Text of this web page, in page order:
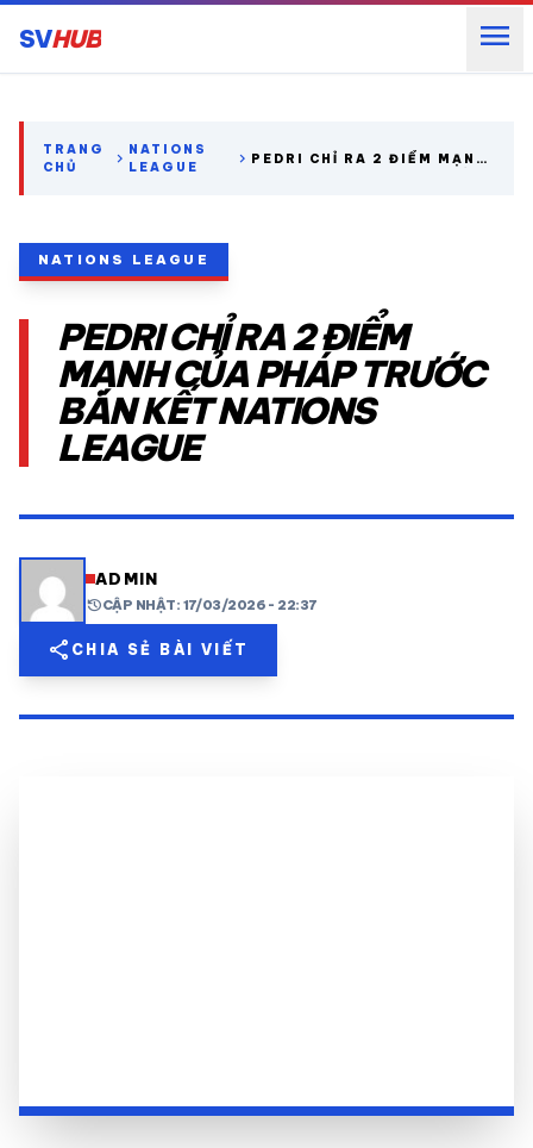
SVHUB menu
THỂ THAO TRONG NƯỚC
THỂ THAO expand_more
VIDEO
share mail
TRANG
CHỦ
chevron_right NATIONS
LEAGUE
chevron_right PEDRI CHỈ RA 2 ĐIỂM MẠNH
NATIONS LEAGUE
PEDRI CHỈ RA 2 ĐIỂM
MẠNH CỦA PHÁP TRƯỚC
BÁN KẾT NATIONS
LEAGUE
ADMIN
historyCẬP NHẬT: 17/03/2026 - 22:37
share CHIA SẺ BÀI VIẾT